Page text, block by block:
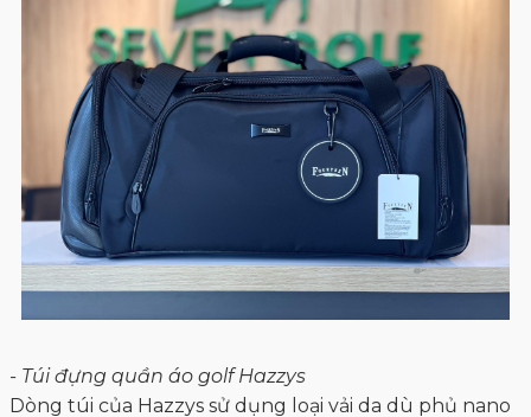
- Túi đựng quần áo golf Hazzys
Dòng túi của Hazzys sử dụng loại vải da dù phủ nano